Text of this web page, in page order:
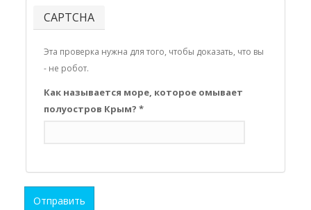
CAPTCHA
Эта проверка нужна для того, чтобы доказать, что вы
- не робот.
Как называется море, которое омывает
полуостров Крым? *
Отправить